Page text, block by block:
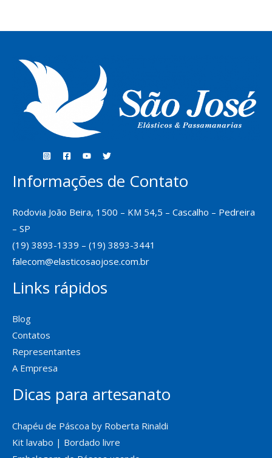
Informações de Contato
Rodovia João Beira, 1500 – KM 54,5 – Cascalho – Pedreira
– SP
(19) 3893-1339 – (19) 3893-3441
falecom@elasticosaojose.com.br
Links rápidos
Blog
Contatos
Representantes
A Empresa
Dicas para artesanato
Chapéu de Páscoa by Roberta Rinaldi
Kit lavabo | Bordado livre